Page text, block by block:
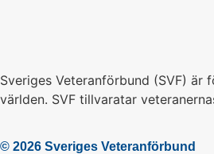
Sveriges Veteranförbund (SVF)
världen. SVF tillvaratar
© 2026 Sveriges Veteranförbund